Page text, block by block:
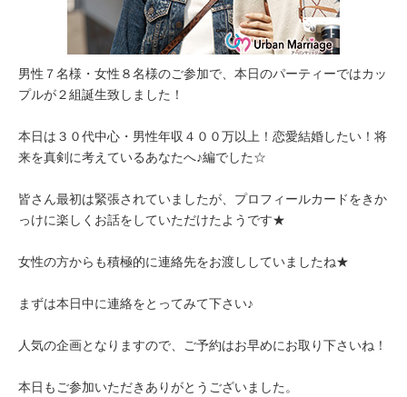
男性７名様・女性８名様のご参加で、本日のパーティーではカッ
プルが２組誕生致しました！
本日は３０代中心・男性年収４００万以上！恋愛結婚したい！将
来を真剣に考えているあなたへ♪編でした☆
皆さん最初は緊張されていましたが、プロフィールカードをきか
っけに楽しくお話をしていただけたようです★
女性の方からも積極的に連絡先をお渡ししていましたね★
まずは本日中に連絡をとってみて下さい♪
人気の企画となりますので、ご予約はお早めにお取り下さいね！
本日もご参加いただきありがとうございました。